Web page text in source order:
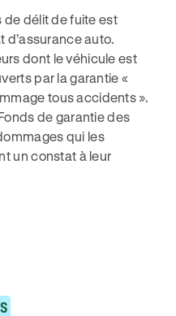
de délit de fuite est
d’assurance auto.
dont le véhicule est
par la garantie «
tous accidents ».
de garantie des
qui les
un constat à leur